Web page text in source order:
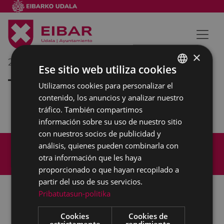
23/06/2018
Tamborrada
Aviso legal
Política de cookies
Accesibilidad
BASQUE
SPANISH
×
Ese sitio web utiliza cookies
Utilizamos cookies para personalizar el
contenido, los anuncios y analizar nuestro
tráfico. También compartimos
información sobre su uso de nuestro sitio
con nuestros socios de publicidad y
análisis, quienes pueden combinarla con
otra información que les haya
proporcionado o que hayan recopilado a
partir del uso de sus servicios.
Pribatutasun-politika
Cookies
Cookies de